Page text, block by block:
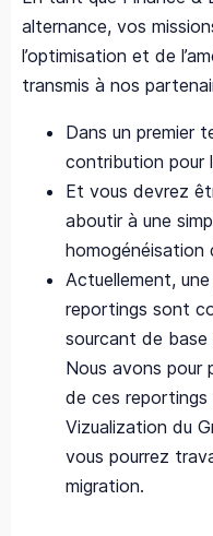
alternance, vos
l’optimisation et de
transmis à nos
Dans un premier
contribution pour
Et vous devrez
aboutir à une
homogénéisation
Actuellement,
reportings sont
sourcant de base
Nous avons pour
de ces reportings
Vizualization du
vous pourrez
migration.